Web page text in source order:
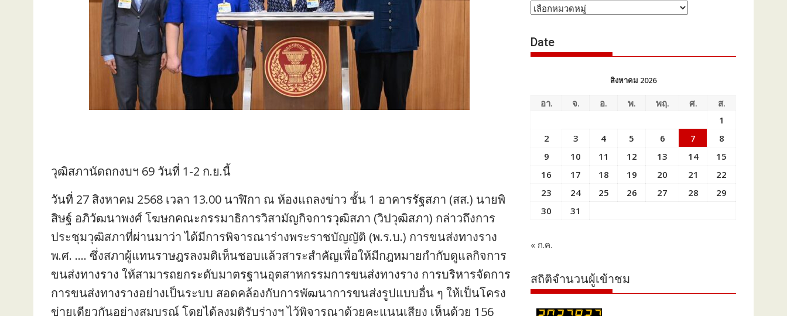
วุฒิสภานัดถกงบฯ 69 วันที่ 1-2 ก.ย.นี้
วันที่ 27 สิงหาคม 2568 เวลา 13.00 นาฬิกา ณ ห้องแถลงข่าว ชั้น 1 อาคารรัฐสภา (สส.) นายพิ
สิษฐ์ อภิวัฒนาพงศ์ โฆษกคณะกรรมาธิการวิสามัญกิจการวุฒิสภา (วิปวุฒิสภา) กล่าวถึงการ
ประชุมวุฒิสภาที่ผ่านมาว่า ได้มีการพิจารณาร่างพระราชบัญญัติ (พ.ร.บ.) การขนส่งทางราง
พ.ศ. …. ซึ่งสภาผู้แทนราษฎรลงมติเห็นชอบแล้วสาระสำคัญเพื่อให้มีกฎหมายกำกับดูแลกิจการ
ขนส่งทางราง ให้สามารถยกระดับมาตรฐานอุตสาหกรรมการขนส่งทางราง การบริหารจัดการ
การขนส่งทางรางอย่างเป็นระบบ สอดคล้องกับการพัฒนาการขนส่งรูปแบบอื่น ๆ ให้เป็นโครง
ข่ายเดียวกันอย่างสมบูรณ์ โดยได้ลงมติรับร่างฯ ไว้พิจารณาด้วยคะแนนเสียง เห็นด้วย 156
หัวข้อ
Date
สิงหาคม 2026
อา. จ. อ. พ. พฤ. ศ.
ส.
1
2
3 4 5 6 7
8
9
10 11 12 13 14
15
16
17 18 19 20 21
22
23
24 25 26 27 28
29
30
31
« ก.ค.
สถิติจำนวนผู้เข้าชม